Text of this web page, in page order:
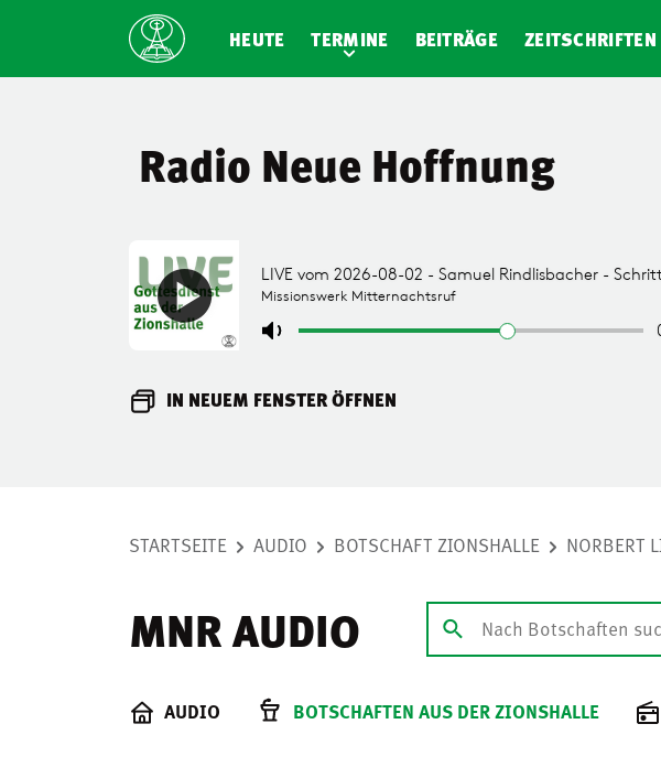
HEUTE TERMINE BEITRÄGE ZEITSCHRIFTEN
Radio Neue Hoffnung
IN NEUEM FENSTER ÖFFNEN
STARTSEITE AUDIO BOTSCHAFT ZIONSHALLE NORBERT
MNR AUDIO
AUDIO BOTSCHAFTEN AUS DER ZIONSHALLE